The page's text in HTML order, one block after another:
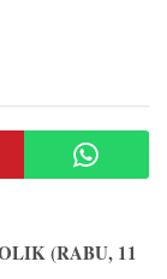
(RABU, 11